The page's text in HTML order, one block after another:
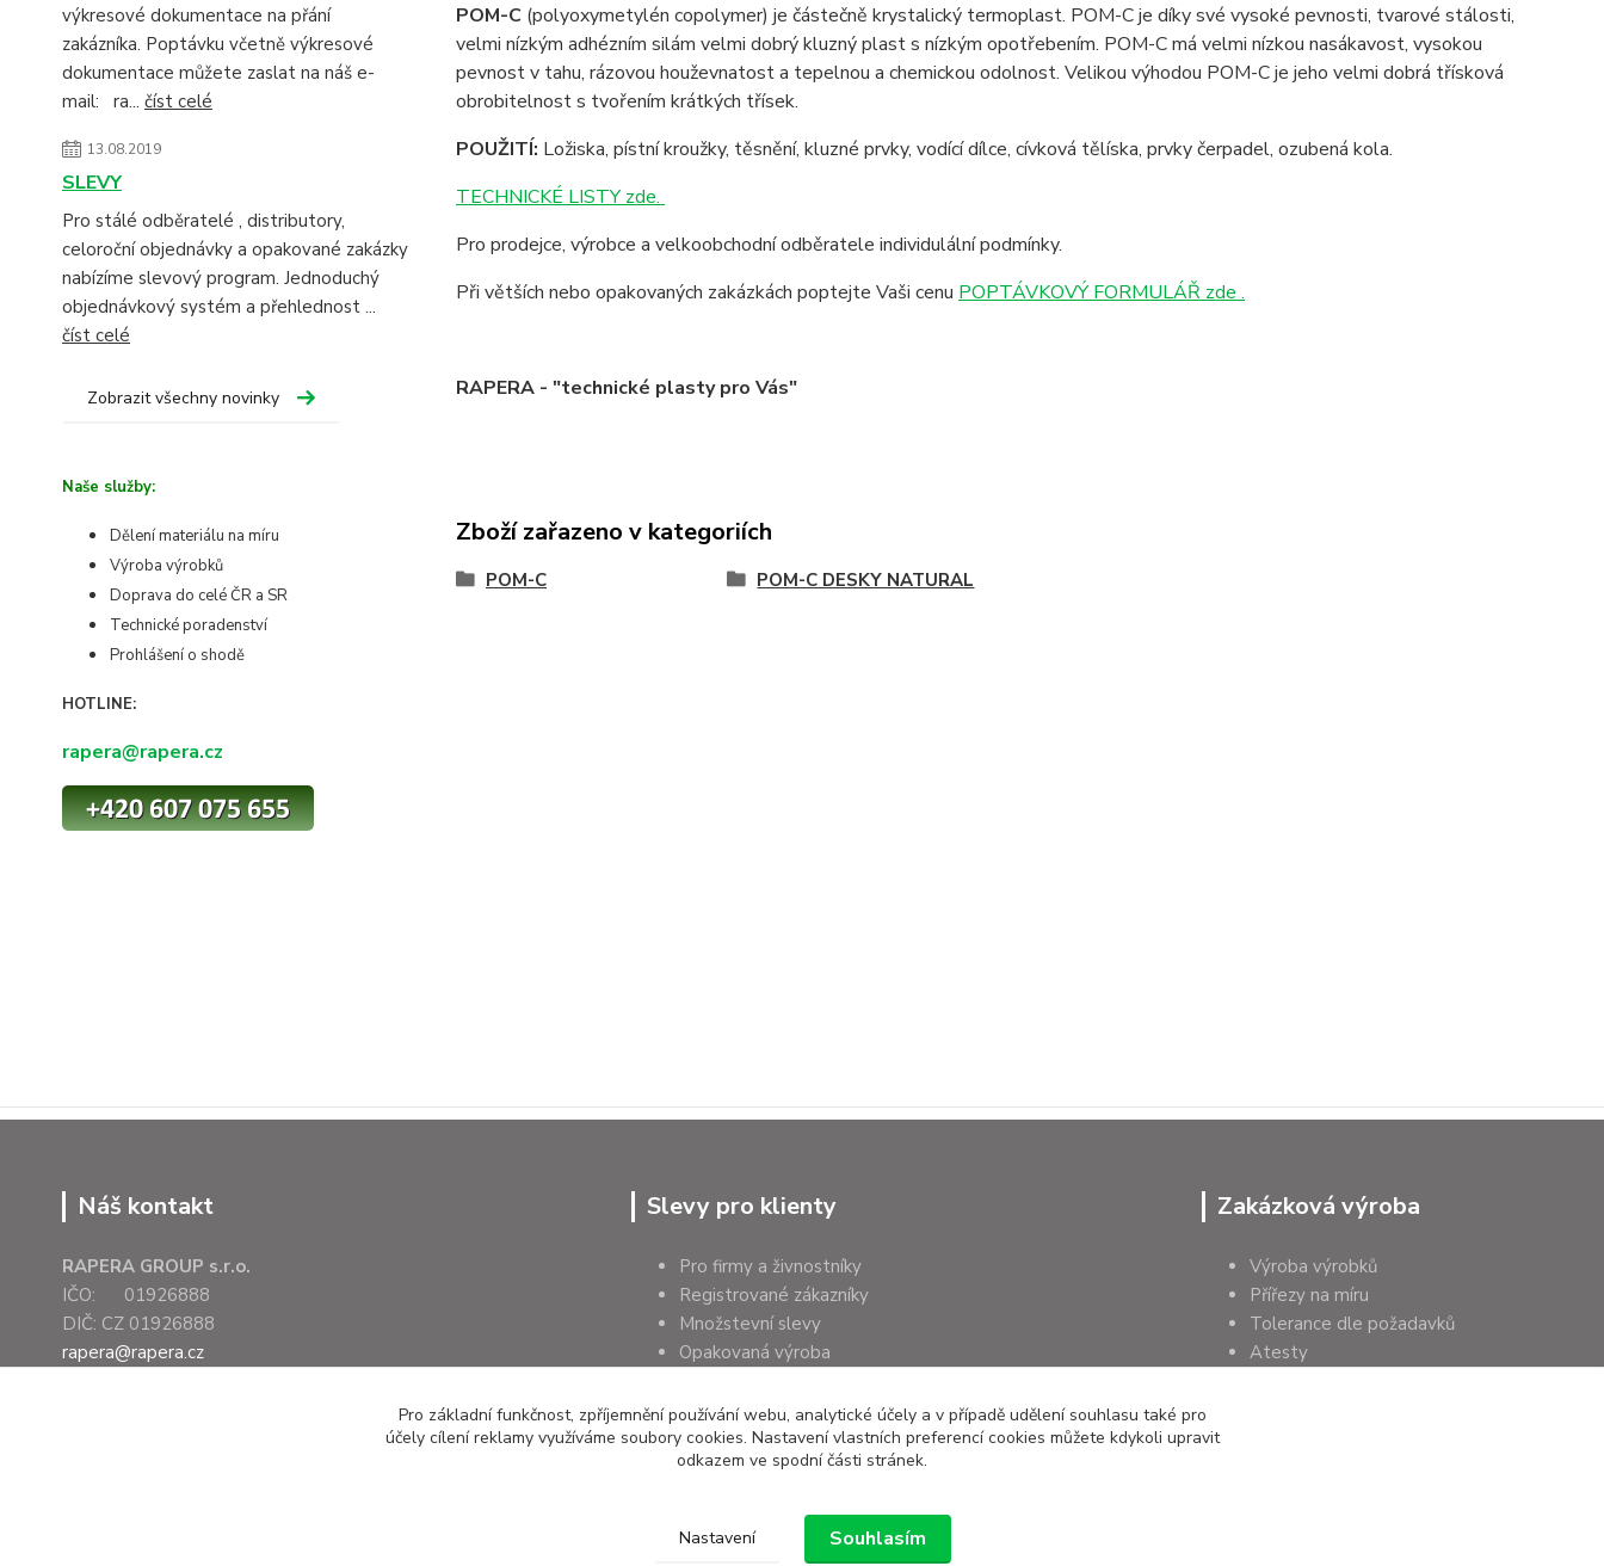
výkresové dokumentace na přání
zakázníka. Poptávku včetně výkresové
dokumentace můžete zaslat na náš e-
mail: ra... číst celé
13.08.2019
SLEVY
Pro stálé odběratelé , distributory,
celoroční objednávky a opakované zakázky
nabízíme slevový program. Jednoduchý
objednávkový systém a přehlednost ...
číst celé
Zobrazit všechny novinky
Naše služby:
Dělení materiálu na míru
Výroba výrobků
Doprava do celé ČR a SR
Technické poradenství
Prohlášení o shodě
HOTLINE:
rapera@rapera.cz
POM-C (polyoxymetylén copolymer) je částečně krystalický termoplast. POM-C je díky své vysoké pevnosti, tvarové stálosti,
velmi nízkým adhézním silám velmi dobrý kluzný plast s nízkým opotřebením. POM-C má velmi nízkou nasákavost, vysokou
pevnost v tahu, rázovou houževnatost a tepelnou a chemickou odolnost. Velikou výhodou POM-C je jeho velmi dobrá třísková
obrobitelnost s tvořením krátkých třísek.
POUŽITÍ: Ložiska, pístní kroužky, těsnění, kluzné prvky, vodící dílce, cívková tělíska, prvky čerpadel, ozubená kola.
TECHNICKÉ LISTY zde.
Pro prodejce, výrobce a velkoobchodní odběratele individulální podmínky.
Při větších nebo opakovaných zakázkách poptejte Vaši cenu POPTÁVKOVÝ FORMULÁŘ zde .
RAPERA - "technické plasty pro Vás"
Zboží zařazeno v kategoriích
POM-C POM-C DESKY NATURAL
Náš kontakt
RAPERA GROUP s.r.o.
IČO: 01926888
DIČ: CZ 01926888
rapera@rapera.cz
Slevy pro klienty
Pro firmy a živnostníky
Registrované zákazníky
Množstevní slevy
Opakovaná výroba
Zakázková výroba
Výroba výrobků
Přířezy na míru
Tolerance dle požadavků
Atesty
Pro základní funkčnost, zpříjemnění používání webu, analytické účely a v případě udělení souhlasu také pro
účely cílení reklamy využíváme soubory cookies. Nastavení vlastních preferencí cookies můžete kdykoli upravit
odkazem ve spodní části stránek.
Nastavení Souhlasím